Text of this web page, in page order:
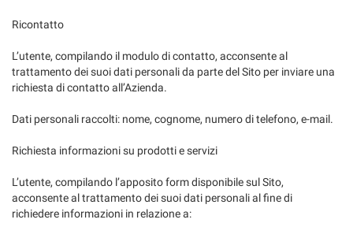
Ricontatto
L’utente, compilando il modulo di contatto, acconsente al
trattamento dei suoi dati personali da parte del Sito per inviare una
richiesta di contatto all’Azienda.
Dati personali raccolti: nome, cognome, numero di telefono, e-mail.
Richiesta informazioni su prodotti e servizi
L’utente, compilando l’apposito form disponibile sul Sito,
acconsente al trattamento dei suoi dati personali al fine di
richiedere informazioni in relazione a:
e
le
tue
scelte
qualsiasi